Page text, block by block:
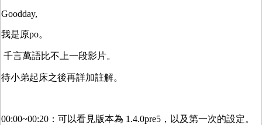
Goodday,
我是原po。
千言萬語比不上一段影片。
待小弟起床之後再詳加註解。
00:00~00:20：可以看見版本為 1.4.0pre5，以及第一次的設定。